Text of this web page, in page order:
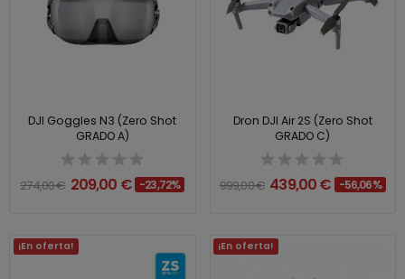
DJI Goggles N3 (Zero Shot
GRADO A)
274,00 € 209,00 € -23,72%
Dron DJI Air 2S (Zero Shot
GRADO C)
999,00 € 439,00 € -56,06%
¡En oferta! ¡En oferta!